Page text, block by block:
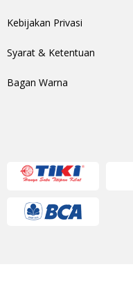
Kebijakan Privasi
Syarat & Ketentuan
Bagan Warna